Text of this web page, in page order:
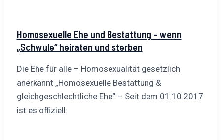
Homosexuelle Ehe und Bestattung – wenn
„Schwule“ heiraten und sterben
Die Ehe für alle – Homosexualität gesetzlich
anerkannt „Homosexuelle Bestattung &
gleichgeschlechtliche Ehe“ – Seit dem 01.10.2017
ist es offiziell: